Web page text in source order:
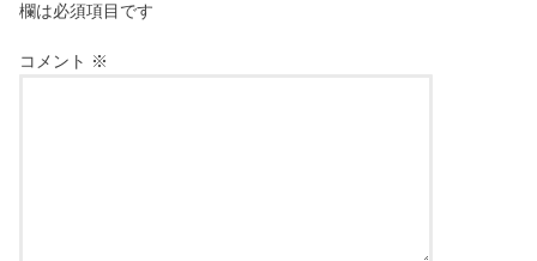
欄は必須項目です
コメント ※